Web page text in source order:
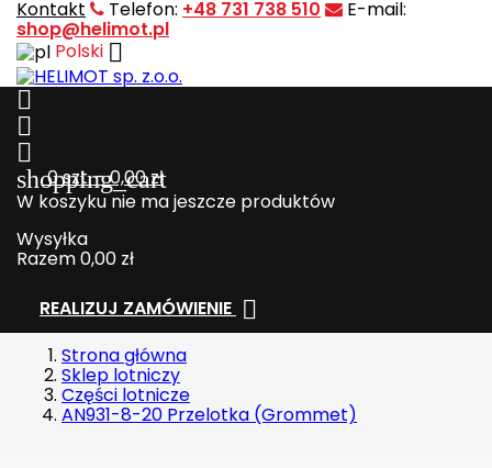
Kontakt Telefon: +48 731 738 510 E-mail:
shop@helimot.pl
Polski 



shopping_cart
0szt. - 0,00 zł
W koszyku nie ma jeszcze produktów
Wysyłka
Razem0,00 zł
REALIZUJ ZAMÓWIENIE 
Strona główna
Sklep lotniczy
Części lotnicze
AN931-8-20 Przelotka (Grommet)